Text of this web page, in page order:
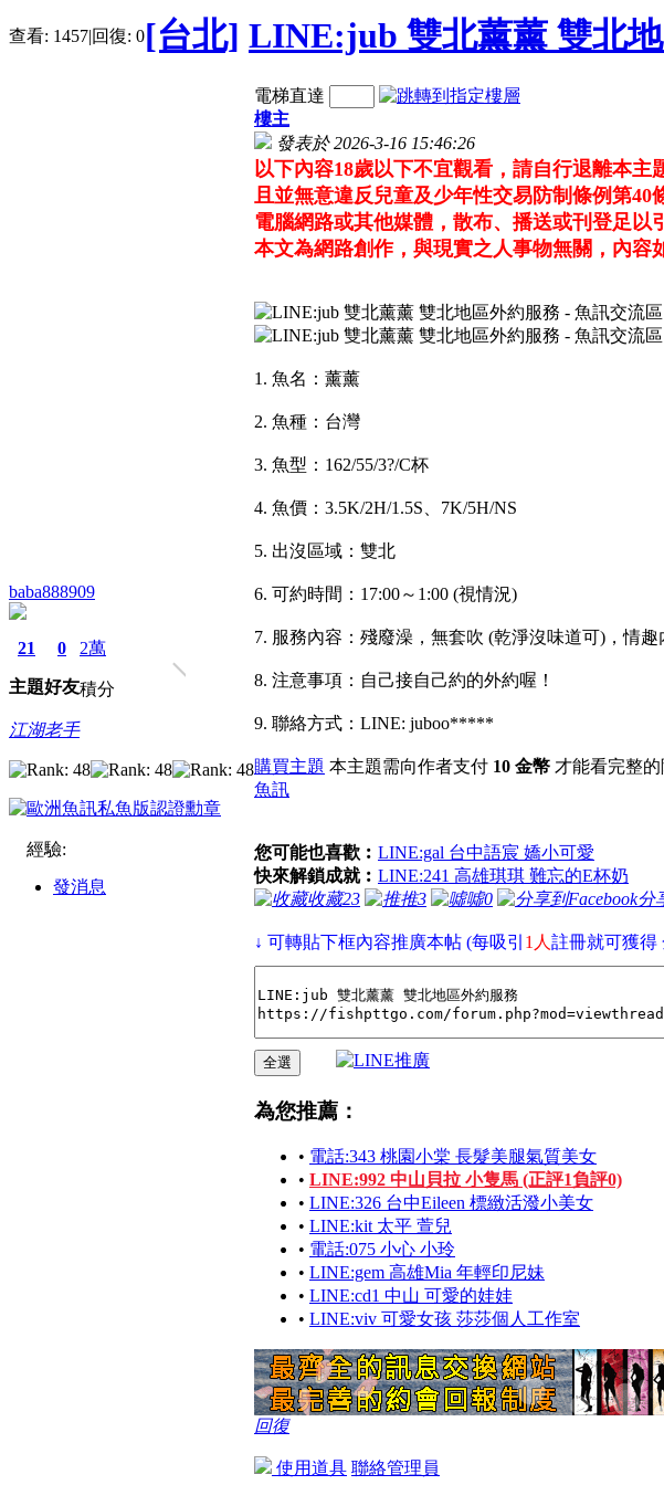
查看: 1457|回復: 0[台北] LINE:jub 雙北薰薰 雙北
baba888909
21
主題
0
好友
2萬
積分
江湖老手
經驗:
發消息
電梯直達
樓主
發表於 2026-3-16 15:46:26
以下內容18歲以下不宜觀看，請自行退離本主
且並無意違反兒童及少年性交易防制條例第
電腦網路或其他媒體，散布、播送或刊登足以
本文為網路創作，與現實之人事物無關，內容
1. 魚名：薰薰
2. 魚種：台灣
3. 魚型：162/55/3?/C杯
4. 魚價：3.5K/2H/1.5S、7K/5H/NS
5. 出沒區域：雙北
6. 可約時間：17:00～1:00 (視情況)
7. 服務內容：殘廢澡，無套吹 (乾淨沒味道可)，情趣
8. 注意事項：自己接自己約的外約喔！
9. 聯絡方式：LINE: juboo*****
購買主題 本主題需向作者支付 10 金幣 才能看完整
魚訊
您可能也喜歡︰ LINE:gal 台中語宸 嬌小可愛
快來解鎖成就︰ LINE:241 高雄琪琪 難忘的E杯奶
收藏23 推3 噓0 分
↓ 可轉貼下框內容推廣本帖 (每吸引 1人 註冊就可獲得
為您推薦：
• 電話:343 桃園小棠 長髮美腿氣質美女
• LINE:992 中山貝拉 小隻馬 (正評1負評0)
• LINE:326 台中Eileen 標緻活潑小美女
• LINE:kit 太平 萱兒
• 電話:075 小心 小玲
• LINE:gem 高雄Mia 年輕印尼妹
• LINE:cd1 中山 可愛的娃娃
• LINE:viv 可愛女孩 莎莎個人工作室
回復
使用道具 聯絡管理員